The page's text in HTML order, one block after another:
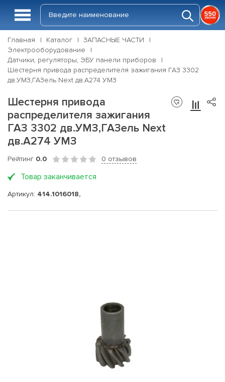
Главная Каталог
ЗАПАСНЫЕ ЧАСТИ
Электрооборудование
Датчики, регуляторы, ЭБУ панели приборов
Шестерня привода распределителя зажигания ГАЗ 3302
дв.УМЗ,ГАЗель Next дв.А274 УМЗ
Шестерня привода
распределителя зажигания
ГАЗ 3302 дв.УМЗ,ГАЗель Next
дв.А274 УМЗ
Рейтинг 0.0 0 отзывов
Товар заканчивается
Артикул: 414.1016018,